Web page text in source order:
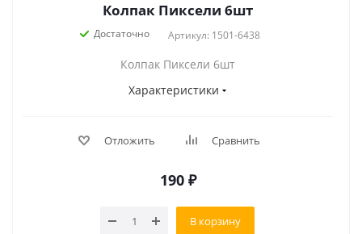
Колпак Пиксели 6шт
Достаточно Артикул: 1501-6438
Колпак Пиксели 6шт
Характеристики
Отложить Сравнить
190 ₽
В корзину